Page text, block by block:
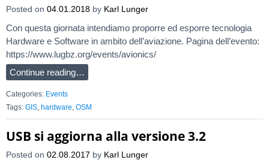
Posted on 04.01.2018 by Karl Lunger
Con questa giornata intendiamo proporre ed esporre tecnologia
Hardware e Software in ambito dell’aviazione. Pagina dell’evento:
https://www.lugbz.org/events/avionics/
Continue reading…
Categories: Events
Tags: GIS, hardware, OSM
USB si aggiorna alla versione 3.2
Posted on 02.08.2017 by Karl Lunger